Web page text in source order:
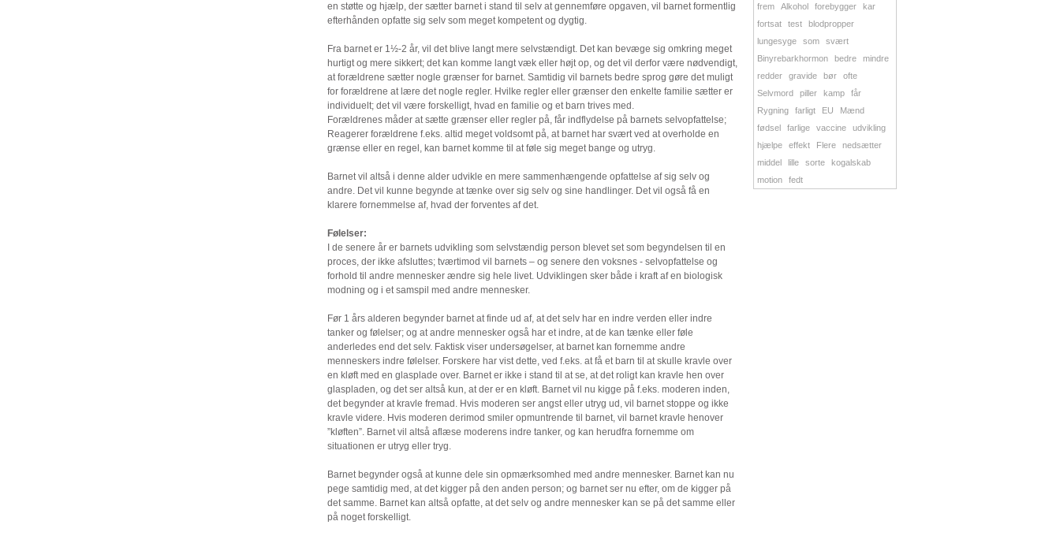
en støtte og hjælp, der sætter barnet i stand til selv at gennemføre opgaven, vil barnet formentlig
efterhånden opfatte sig selv som meget kompetent og dygtig.
Fra barnet er 1½-2 år, vil det blive langt mere selvstændigt. Det kan bevæge sig omkring meget
hurtigt og mere sikkert; det kan komme langt væk eller højt op, og det vil derfor være nødvendigt,
at forældrene sætter nogle grænser for barnet. Samtidig vil barnets bedre sprog gøre det muligt
for forældrene at lære det nogle regler. Hvilke regler eller grænser den enkelte familie sætter er
individuelt; det vil være forskelligt, hvad en familie og et barn trives med.
Forældrenes måder at sætte grænser eller regler på, får indflydelse på barnets selvopfattelse;
Reagerer forældrene f.eks. altid meget voldsomt på, at barnet har svært ved at overholde en
grænse eller en regel, kan barnet komme til at føle sig meget bange og utryg.
Barnet vil altså i denne alder udvikle en mere sammenhængende opfattelse af sig selv og
andre. Det vil kunne begynde at tænke over sig selv og sine handlinger. Det vil også få en
klarere fornemmelse af, hvad der forventes af det.
Følelser:
I de senere år er barnets udvikling som selvstændig person blevet set som begyndelsen til en
proces, der ikke afsluttes; tværtimod vil barnets – og senere den voksnes - selvopfattelse og
forhold til andre mennesker ændre sig hele livet. Udviklingen sker både i kraft af en biologisk
modning og i et samspil med andre mennesker.
Før 1 års alderen begynder barnet at finde ud af, at det selv har en indre verden eller indre
tanker og følelser; og at andre mennesker også har et indre, at de kan tænke eller føle
anderledes end det selv. Faktisk viser undersøgelser, at barnet kan fornemme andre
menneskers indre følelser. Forskere har vist dette, ved f.eks. at få et barn til at skulle kravle over
en kløft med en glasplade over. Barnet er ikke i stand til at se, at det roligt kan kravle hen over
glaspladen, og det ser altså kun, at der er en kløft. Barnet vil nu kigge på f.eks. moderen inden,
det begynder at kravle fremad. Hvis moderen ser angst eller utryg ud, vil barnet stoppe og ikke
kravle videre. Hvis moderen derimod smiler opmuntrende til barnet, vil barnet kravle henover
”kløften”. Barnet vil altså aflæse moderens indre tanker, og kan herudfra fornemme om
situationen er utryg eller tryg.
Barnet begynder også at kunne dele sin opmærksomhed med andre mennesker. Barnet kan nu
pege samtidig med, at det kigger på den anden person; og barnet ser nu efter, om de kigger på
det samme. Barnet kan altså opfatte, at det selv og andre mennesker kan se på det samme eller
på noget forskelligt.
frem
Alkohol forebygger
kar
fortsat
test
blodpropper
lungesyge
som
svært
Binyrebarkhormon
bedre
mindre
redder
gravide bør
ofte
Selvmord
piller kamp
får
Rygning
farligt EU
Mænd
fødsel
farlige vaccine
udvikling
hjælpe
effekt Flere
nedsætter
middel
lille sorte
kogalskab
motion
fedt